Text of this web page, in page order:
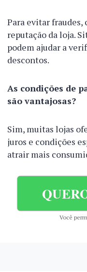
Para evitar fraudes,
reputação da loja.
podem ajudar a
descontos.
As condições de
são vantajosas?
Sim, muitas lojas
juros e condições
atrair mais
Você